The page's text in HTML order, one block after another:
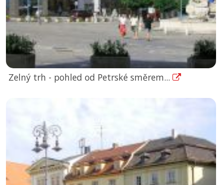
Zelný trh - pohled od Petrské směrem...